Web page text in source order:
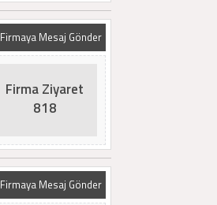
Firmaya Mesaj Gönder
Firma Ziyaret
818
Firmaya Mesaj Gönder